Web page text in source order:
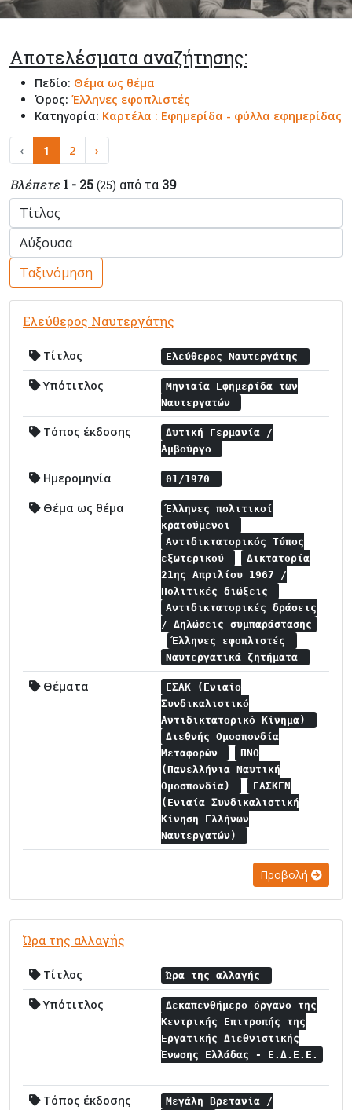
Αποτελέσματα αναζήτησης:
Πεδίο: Θέμα ως θέμα
Όρος: Έλληνες εφοπλιστές
Κατηγορία: Καρτέλα : Εφημερίδα - φύλλα εφημερίδας
‹ 1 2 ›
Βλέπετε 1 - 25 (25) από τα 39
Ταξινόμηση
Ελεύθερος Ναυτεργάτης
Τίτλος Ελεύθερος Ναυτεργάτης
Υπότιτλος
Μηνιαία Εφημερίδα των
Ναυτεργατών
Τόπος έκδοσης
Δυτική Γερμανία /
Αμβούργο
Ημερομηνία 01/1970
Θέμα ως θέμα
Έλληνες πολιτικοί
κρατούμενοι
Αντιδικτατορικός Τύπος
εξωτερικού
Δικτατορία
21ης Απριλίου 1967 /
Πολιτικές διώξεις
Αντιδικτατορικές δράσεις
/ Δηλώσεις συμπαράστασης
Έλληνες εφοπλιστές
Ναυτεργατικά ζητήματα
Θέματα
ΕΣΑΚ (Ενιαίο
Συνδικαλιστικό
Αντιδικτατορικό Κίνημα)
Διεθνής Ομοσπονδία
Μεταφορών
ΠΝΟ
(Πανελλήνια Ναυτική
Ομοσπονδία)
ΕΑΣΚΕΝ
(Ενιαία Συνδικαλιστική
Κίνηση Ελλήνων
Ναυτεργατών)
Προβολή
Ώρα της αλλαγής
Τίτλος Ώρα της αλλαγής
Υπότιτλος
Δεκαπενθήμερο όργανο της
Κεντρικής Επιτροπής της
Εργατικής Διεθνιστικής
Ένωσης Ελλάδας - Ε.Δ.Ε.Ε.
Τόπος έκδοσης
Μεγάλη Βρετανία /